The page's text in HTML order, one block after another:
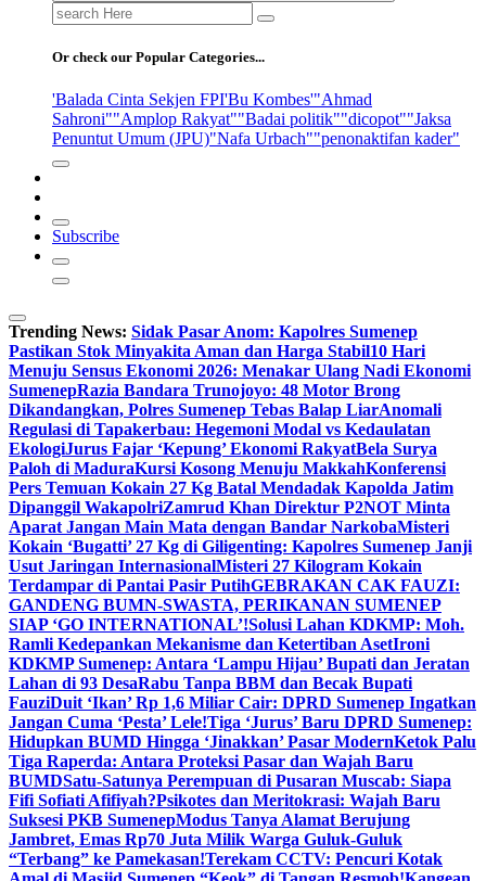
Search
for:
Or check our Popular Categories...
'Balada Cinta Sekjen FPI'Bu Kombes'"Ahmad
Sahroni""Amplop Rakyat""Badai politik""dicopot""Jaksa
Penuntut Umum (JPU)"Nafa Urbach""penonaktifan kader"
Subscribe
Trending News: Sidak Pasar Anom: Kapolres Sumenep
Pastikan Stok Minyakita Aman dan Harga Stabil10 Hari
Menuju Sensus Ekonomi 2026: Menakar Ulang Nadi Ekonomi
SumenepRazia Bandara Trunojoyo: 48 Motor Brong
Dikandangkan, Polres Sumenep Tebas Balap LiarAnomali
Regulasi di Tapakerbau: Hegemoni Modal vs Kedaulatan
EkologiJurus Fajar ‘Kepung’ Ekonomi RakyatBela Surya
Paloh di MaduraKursi Kosong Menuju MakkahKonferensi
Pers Temuan Kokain 27 Kg Batal Mendadak Kapolda Jatim
Dipanggil WakapolriZamrud Khan Direktur P2NOT Minta
Aparat Jangan Main Mata dengan Bandar NarkobaMisteri
Kokain ‘Bugatti’ 27 Kg di Giligenting: Kapolres Sumenep Janji
Usut Jaringan InternasionalMisteri 27 Kilogram Kokain
Terdampar di Pantai Pasir PutihGEBRAKAN CAK FAUZI:
GANDENG BUMN-SWASTA, PERIKANAN SUMENEP
SIAP ‘GO INTERNATIONAL’!Solusi Lahan KDKMP: Moh.
Ramli Kedepankan Mekanisme dan Ketertiban AsetIroni
KDKMP Sumenep: Antara ‘Lampu Hijau’ Bupati dan Jeratan
Lahan di 93 DesaRabu Tanpa BBM dan Becak Bupati
FauziDuit ‘Ikan’ Rp 1,6 Miliar Cair: DPRD Sumenep Ingatkan
Jangan Cuma ‘Pesta’ Lele!Tiga ‘Jurus’ Baru DPRD Sumenep:
Hidupkan BUMD Hingga ‘Jinakkan’ Pasar ModernKetok Palu
Tiga Raperda: Antara Proteksi Pasar dan Wajah Baru
BUMDSatu-Satunya Perempuan di Pusaran Muscab: Siapa
Fifi Sofiati Afifiyah?Psikotes dan Meritokrasi: Wajah Baru
Suksesi PKB SumenepModus Tanya Alamat Berujung
Jambret, Emas Rp70 Juta Milik Warga Guluk-Guluk
“Terbang” ke Pamekasan!Terekam CCTV: Pencuri Kotak